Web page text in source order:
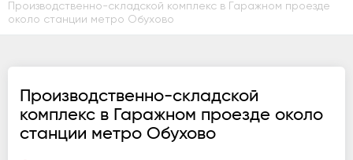
Производственно-складской комплекс в Гаражном проезде
около станции метро Обухово
Производственно-складской
комплекс в Гаражном проезде около
станции метро Обухово